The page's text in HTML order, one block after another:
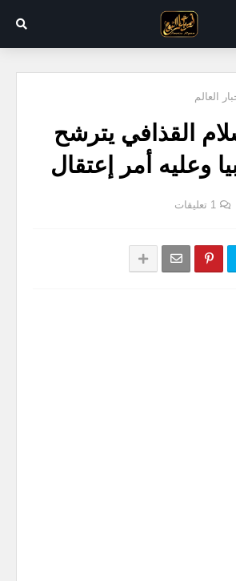
العالم
القذافي يترشح
وعليه أمر إعتقال
1 تعليقات